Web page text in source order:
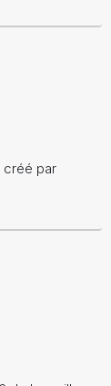
créé par